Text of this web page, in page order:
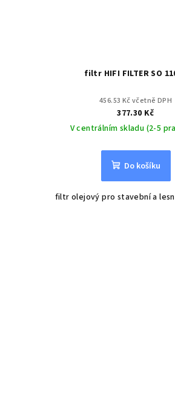
filtr HIFI FILTER SO
456.53 Kč včetně DPH
377.30 Kč
V centrálním skladu (2-5
Do košíku
filtr olejový pro stavební a